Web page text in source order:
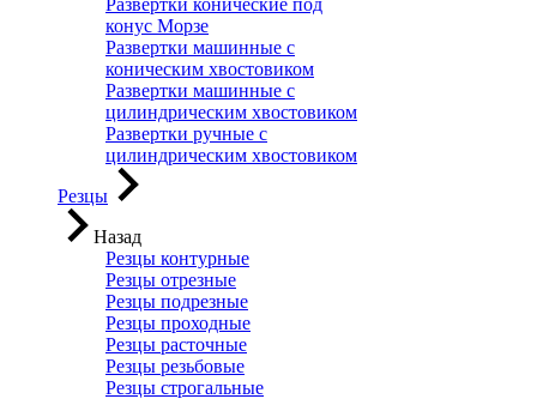
Развертки конические под
конус Морзе
Развертки машинные с
коническим хвостовиком
Развертки машинные с
цилиндрическим хвостовиком
Развертки ручные с
цилиндрическим хвостовиком
Резцы
Назад
Резцы контурные
Резцы отрезные
Резцы подрезные
Резцы проходные
Резцы расточные
Резцы резьбовые
Резцы строгальные